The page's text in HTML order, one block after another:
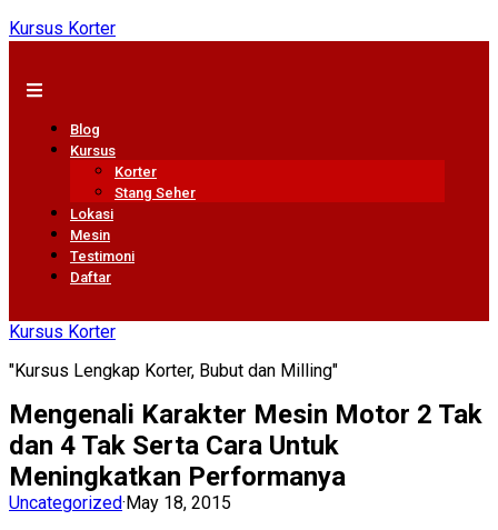
Kursus Korter
Blog
Kursus
Korter
Stang Seher
Lokasi
Mesin
Testimoni
Daftar
Kursus Korter
"Kursus Lengkap Korter, Bubut dan Milling"
Mengenali Karakter Mesin Motor 2 Tak
dan 4 Tak Serta Cara Untuk
Meningkatkan Performanya
Uncategorized·May 18, 2015